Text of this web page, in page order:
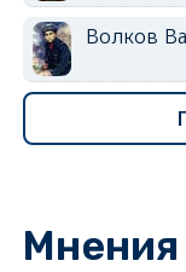
Волков
Мнения